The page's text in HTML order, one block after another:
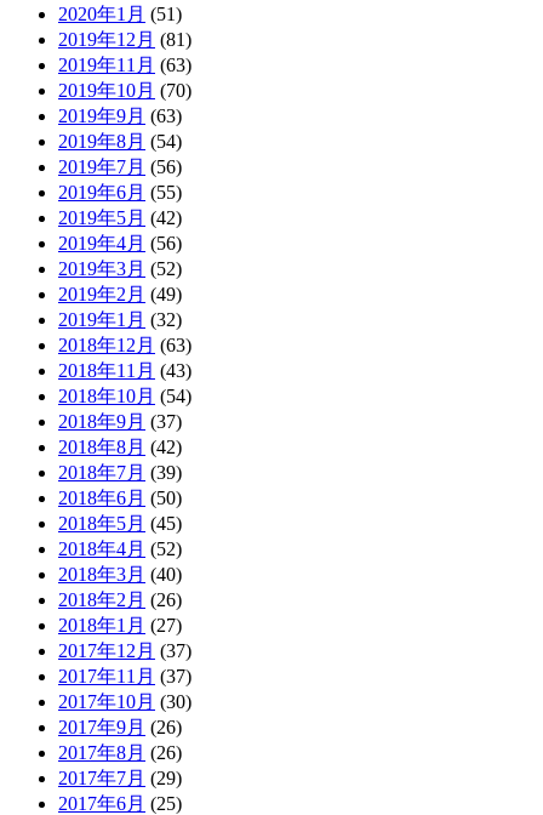
2020年1月 (51)
2019年12月 (81)
2019年11月 (63)
2019年10月 (70)
2019年9月 (63)
2019年8月 (54)
2019年7月 (56)
2019年6月 (55)
2019年5月 (42)
2019年4月 (56)
2019年3月 (52)
2019年2月 (49)
2019年1月 (32)
2018年12月 (63)
2018年11月 (43)
2018年10月 (54)
2018年9月 (37)
2018年8月 (42)
2018年7月 (39)
2018年6月 (50)
2018年5月 (45)
2018年4月 (52)
2018年3月 (40)
2018年2月 (26)
2018年1月 (27)
2017年12月 (37)
2017年11月 (37)
2017年10月 (30)
2017年9月 (26)
2017年8月 (26)
2017年7月 (29)
2017年6月 (25)